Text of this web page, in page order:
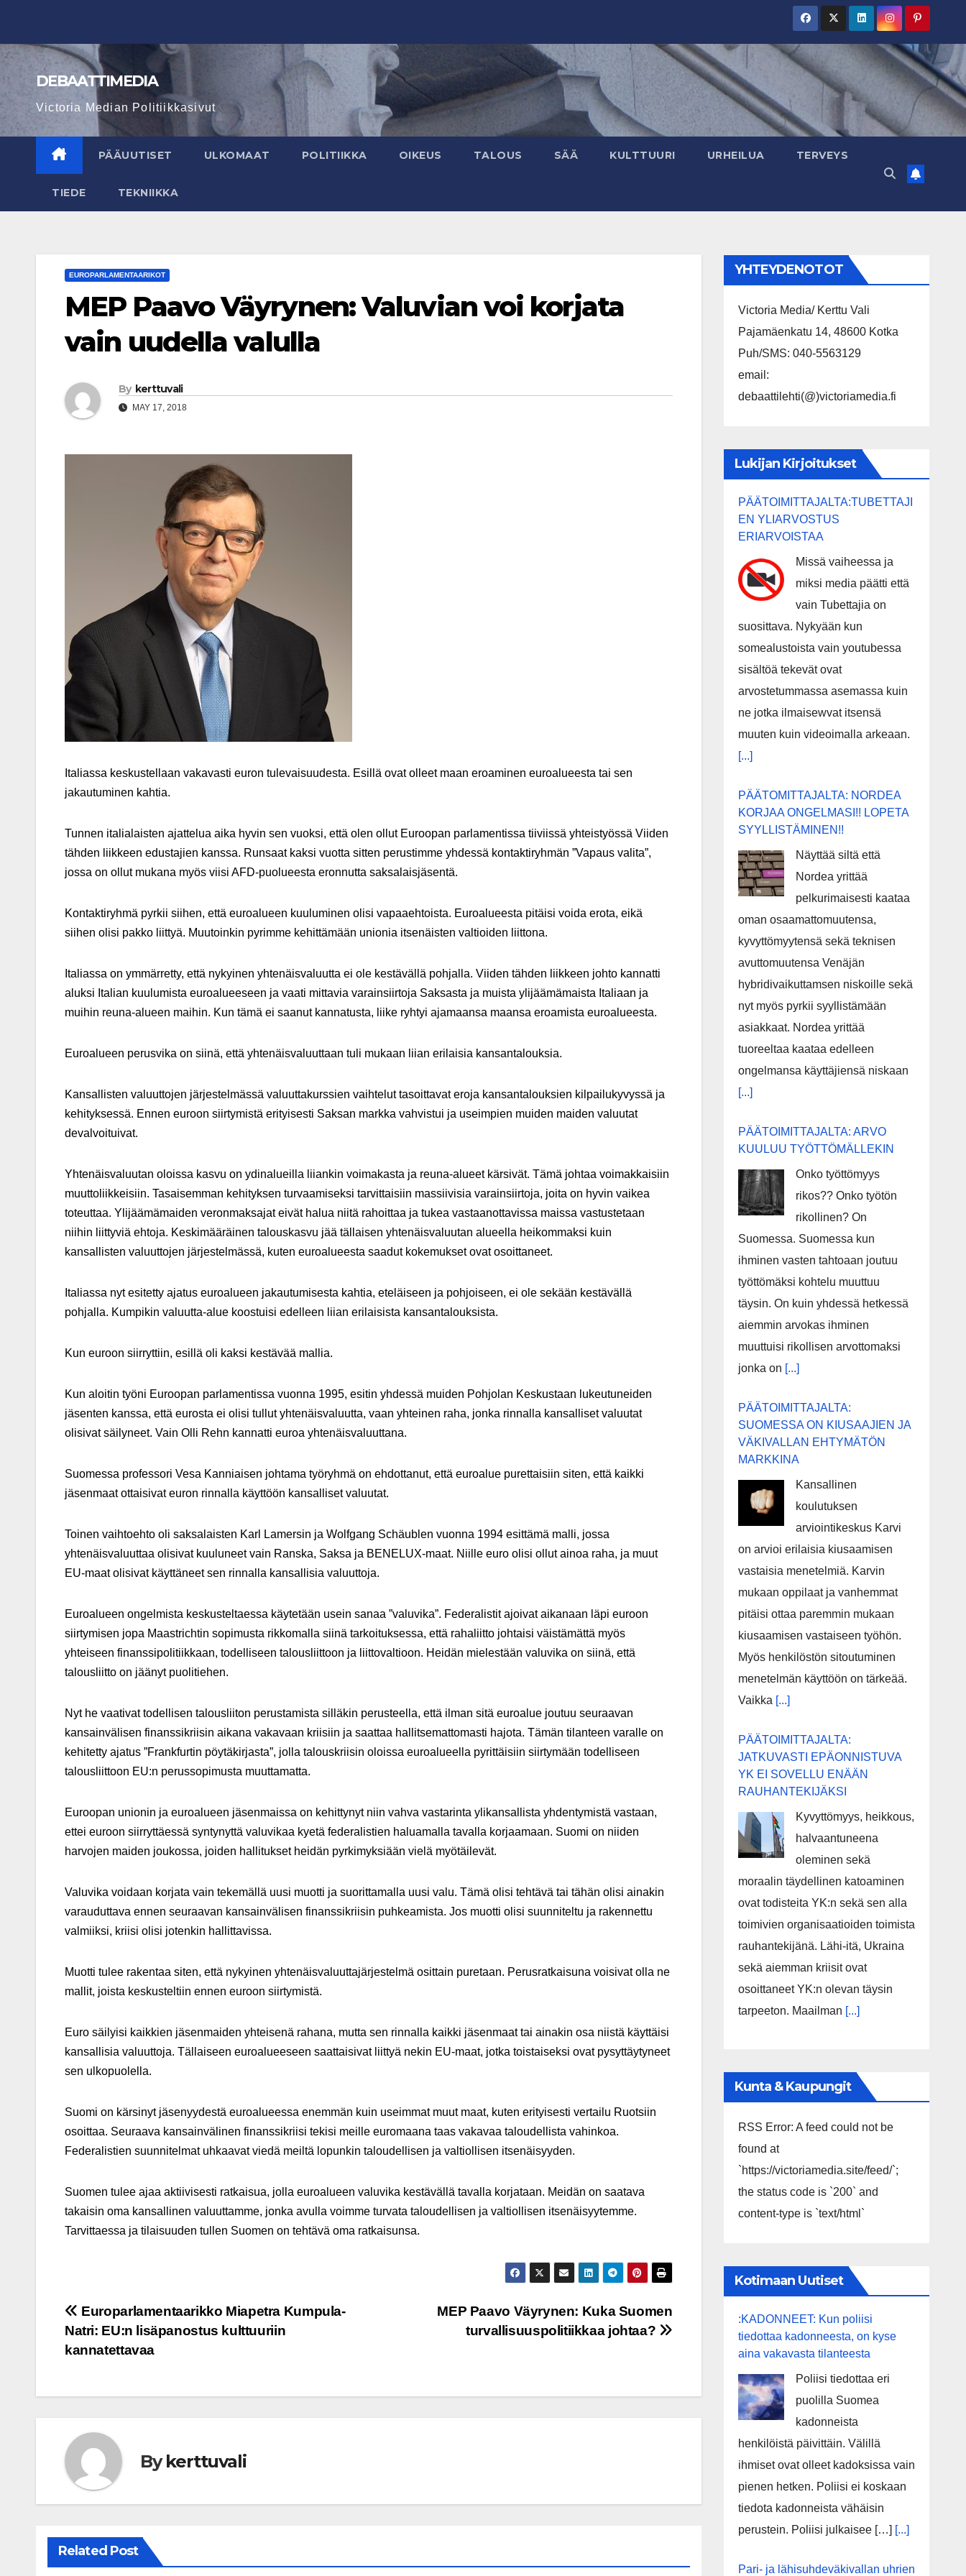
content
DEBAATTIMEDIA
Victoria Median Politiikkasivut
PÄÄUUTISET ULKOMAAT POLITIIKKA OIKEUS TALOUS SÄÄ KULTTUURI URHEILUA TERVEYS
TIEDE TEKNIIKKA
EUROPARLAMENTAARIKOT
MEP Paavo Väyrynen: Valuvian voi korjata
vain uudella valulla
By kerttuvali
MAY 17, 2018
Italiassa keskustellaan vakavasti euron tulevaisuudesta. Esillä ovat olleet maan eroaminen euroalueesta tai sen
jakautuminen kahtia.
Tunnen italialaisten ajattelua aika hyvin sen vuoksi, että olen ollut Euroopan parlamentissa tiiviissä yhteistyössä Viiden
tähden liikkeen edustajien kanssa. Runsaat kaksi vuotta sitten perustimme yhdessä kontaktiryhmän ”Vapaus valita”,
jossa on ollut mukana myös viisi AFD-puolueesta eronnutta saksalaisjäsentä.
Kontaktiryhmä pyrkii siihen, että euroalueen kuuluminen olisi vapaaehtoista. Euroalueesta pitäisi voida erota, eikä
siihen olisi pakko liittyä. Muutoinkin pyrimme kehittämään unionia itsenäisten valtioiden liittona.
Italiassa on ymmärretty, että nykyinen yhtenäisvaluutta ei ole kestävällä pohjalla. Viiden tähden liikkeen johto kannatti
aluksi Italian kuulumista euroalueeseen ja vaati mittavia varainsiirtoja Saksasta ja muista ylijäämämaista Italiaan ja
muihin reuna-alueen maihin. Kun tämä ei saanut kannatusta, liike ryhtyi ajamaansa maansa eroamista euroalueesta.
Euroalueen perusvika on siinä, että yhtenäisvaluuttaan tuli mukaan liian erilaisia kansantalouksia.
Kansallisten valuuttojen järjestelmässä valuuttakurssien vaihtelut tasoittavat eroja kansantalouksien kilpailukyvyssä ja
kehityksessä. Ennen euroon siirtymistä erityisesti Saksan markka vahvistui ja useimpien muiden maiden valuutat
devalvoituivat.
Yhtenäisvaluutan oloissa kasvu on ydinalueilla liiankin voimakasta ja reuna-alueet kärsivät. Tämä johtaa voimakkaisiin
muuttoliikkeisiin. Tasaisemman kehityksen turvaamiseksi tarvittaisiin massiivisia varainsiirtoja, joita on hyvin vaikea
toteuttaa. Ylijäämämaiden veronmaksajat eivät halua niitä rahoittaa ja tukea vastaanottavissa maissa vastustetaan
niihin liittyviä ehtoja. Keskimääräinen talouskasvu jää tällaisen yhtenäisvaluutan alueella heikommaksi kuin
kansallisten valuuttojen järjestelmässä, kuten euroalueesta saadut kokemukset ovat osoittaneet.
Italiassa nyt esitetty ajatus euroalueen jakautumisesta kahtia, eteläiseen ja pohjoiseen, ei ole sekään kestävällä
pohjalla. Kumpikin valuutta-alue koostuisi edelleen liian erilaisista kansantalouksista.
Kun euroon siirryttiin, esillä oli kaksi kestävää mallia.
Kun aloitin työni Euroopan parlamentissa vuonna 1995, esitin yhdessä muiden Pohjolan Keskustaan lukeutuneiden
jäsenten kanssa, että eurosta ei olisi tullut yhtenäisvaluutta, vaan yhteinen raha, jonka rinnalla kansalliset valuutat
olisivat säilyneet. Vain Olli Rehn kannatti euroa yhtenäisvaluuttana.
Suomessa professori Vesa Kanniaisen johtama työryhmä on ehdottanut, että euroalue purettaisiin siten, että kaikki
jäsenmaat ottaisivat euron rinnalla käyttöön kansalliset valuutat.
Toinen vaihtoehto oli saksalaisten Karl Lamersin ja Wolfgang Schäublen vuonna 1994 esittämä malli, jossa
yhtenäisvaluuttaa olisivat kuuluneet vain Ranska, Saksa ja BENELUX-maat. Niille euro olisi ollut ainoa raha, ja muut
EU-maat olisivat käyttäneet sen rinnalla kansallisia valuuttoja.
Euroalueen ongelmista keskusteltaessa käytetään usein sanaa ”valuvika”. Federalistit ajoivat aikanaan läpi euroon
siirtymisen jopa Maastrichtin sopimusta rikkomalla siinä tarkoituksessa, että rahaliitto johtaisi väistämättä myös
yhteiseen finanssipolitiikkaan, todelliseen talousliittoon ja liittovaltioon. Heidän mielestään valuvika on siinä, että
talousliitto on jäänyt puolitiehen.
Nyt he vaativat todellisen talousliiton perustamista silläkin perusteella, että ilman sitä euroalue joutuu seuraavan
kansainvälisen finanssikriisin aikana vakavaan kriisiin ja saattaa hallitsemattomasti hajota. Tämän tilanteen varalle on
kehitetty ajatus ”Frankfurtin pöytäkirjasta”, jolla talouskriisin oloissa euroalueella pyrittäisiin siirtymään todelliseen
talousliittoon EU:n perussopimusta muuttamatta.
Euroopan unionin ja euroalueen jäsenmaissa on kehittynyt niin vahva vastarinta ylikansallista yhdentymistä vastaan,
ettei euroon siirryttäessä syntynyttä valuvikaa kyetä federalistien haluamalla tavalla korjaamaan. Suomi on niiden
harvojen maiden joukossa, joiden hallitukset heidän pyrkimyksiään vielä myötäilevät.
Valuvika voidaan korjata vain tekemällä uusi muotti ja suorittamalla uusi valu. Tämä olisi tehtävä tai tähän olisi ainakin
varauduttava ennen seuraavan kansainvälisen finanssikriisin puhkeamista. Jos muotti olisi suunniteltu ja rakennettu
valmiiksi, kriisi olisi jotenkin hallittavissa.
Muotti tulee rakentaa siten, että nykyinen yhtenäisvaluuttajärjestelmä osittain puretaan. Perusratkaisuna voisivat olla ne
mallit, joista keskusteltiin ennen euroon siirtymistä.
Euro säilyisi kaikkien jäsenmaiden yhteisenä rahana, mutta sen rinnalla kaikki jäsenmaat tai ainakin osa niistä käyttäisi
kansallisia valuuttoja. Tällaiseen euroalueeseen saattaisivat liittyä nekin EU-maat, jotka toistaiseksi ovat pysyttäytyneet
sen ulkopuolella.
Suomi on kärsinyt jäsenyydestä euroalueessa enemmän kuin useimmat muut maat, kuten erityisesti vertailu Ruotsiin
osoittaa. Seuraava kansainvälinen finanssikriisi tekisi meille euromaana taas vakavaa taloudellista vahinkoa.
Federalistien suunnitelmat uhkaavat viedä meiltä lopunkin taloudellisen ja valtiollisen itsenäisyyden.
Suomen tulee ajaa aktiivisesti ratkaisua, jolla euroalueen valuvika kestävällä tavalla korjataan. Meidän on saatava
takaisin oma kansallinen valuuttamme, jonka avulla voimme turvata taloudellisen ja valtiollisen itsenäisyytemme.
Tarvittaessa ja tilaisuuden tullen Suomen on tehtävä oma ratkaisunsa.
Post
navigation
MEP Paavo Väyrynen: Kuka Suomen
turvallisuuspolitiikkaa johtaa?
Europarlamentaarikko Miapetra Kumpula-
Natri: EU:n lisäpanostus kulttuuriin
kannatettavaa
Bykerttuvali
Related Post
YHTEYDENOTOT
Victoria Media/ Kerttu Vali
Pajamäenkatu 14, 48600 Kotka
Puh/SMS: 040-5563129
email:
debaattilehti(@)victoriamedia.fi
Lukijan Kirjoitukset
PÄÄTOIMITTAJALTA:TUBETTAJI
EN YLIARVOSTUS
ERIARVOISTAA
Missä vaiheessa ja
miksi media päätti että
vain Tubettajia on
suosittava. Nykyään kun
somealustoista vain youtubessa
sisältöä tekevät ovat
arvostetummassa asemassa kuin
ne jotka ilmaisewvat itsensä
muuten kuin videoimalla arkeaan.
[...]
PÄÄTOMITTAJALTA: NORDEA
KORJAA ONGELMASI!! LOPETA
SYYLLISTÄMINEN!!
Näyttää siltä että
Nordea yrittää
pelkurimaisesti kaataa
oman osaamattomuutensa,
kyvyttömyytensä sekä teknisen
avuttomuutensa Venäjän
hybridivaikuttamsen niskoille sekä
nyt myös pyrkii syyllistämään
asiakkaat. Nordea yrittää
tuoreeltaa kaataa edelleen
ongelmansa käyttäjiensä niskaan
[...]
PÄÄTOIMITTAJALTA: ARVO
KUULUU TYÖTTÖMÄLLEKIN
Onko työttömyys
rikos?? Onko työtön
rikollinen? On
Suomessa. Suomessa kun
ihminen vasten tahtoaan joutuu
työttömäksi kohtelu muuttuu
täysin. On kuin yhdessä hetkessä
aiemmin arvokas ihminen
muuttuisi rikollisen arvottomaksi
jonka on [...]
PÄÄTOIMITTAJALTA:
SUOMESSA ON KIUSAAJIEN JA
VÄKIVALLAN EHTYMÄTÖN
MARKKINA
Kansallinen
koulutuksen
arviointikeskus Karvi
on arvioi erilaisia kiusaamisen
vastaisia menetelmiä. Karvin
mukaan oppilaat ja vanhemmat
pitäisi ottaa paremmin mukaan
kiusaamisen vastaiseen työhön.
Myös henkilöstön sitoutuminen
menetelmän käyttöön on tärkeää.
Vaikka [...]
PÄÄTOIMITTAJALTA:
JATKUVASTI EPÄONNISTUVA
YK EI SOVELLU ENÄÄN
RAUHANTEKIJÄKSI
Kyvyttömyys, heikkous,
halvaantuneena
oleminen sekä
moraalin täydellinen katoaminen
ovat todisteita YK:n sekä sen alla
toimivien organisaatioiden toimista
rauhantekijänä. Lähi-itä, Ukraina
sekä aiemman kriisit ovat
osoittaneet YK:n olevan täysin
tarpeeton. Maailman [...]
Kunta & Kaupungit
RSS Error: A feed could not be
found at
`https://victoriamedia.site/feed/`;
the status code is `200` and
content-type is `text/html`
Kotimaan Uutiset
:KADONNEET: Kun poliisi
tiedottaa kadonneesta, on kyse
aina vakavasta tilanteesta
Poliisi tiedottaa eri
puolilla Suomea
kadonneista
henkilöistä päivittäin. Välillä
ihmiset ovat olleet kadoksissa vain
pienen hetken. Poliisi ei koskaan
tiedota kadonneista vähäisin
perustein. Poliisi julkaisee […] [...]
Pari- ja lähisuhdeväkivallan uhrien